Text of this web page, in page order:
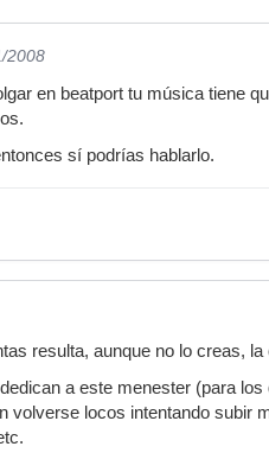
2008
en beatport tu música tiene
sí podrías hablarlo.
resulta, aunque no lo creas,
a este menester (para
volverse locos intentando subir